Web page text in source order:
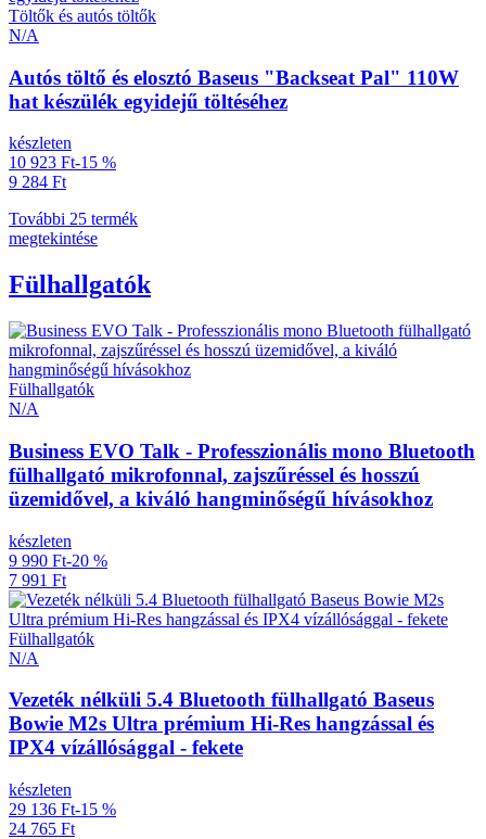
Töltők és autós töltők
N/A
Autós töltő és elosztó Baseus "Backseat Pal" 110W
hat készülék egyidejű töltéséhez
készleten
10 923 Ft-15 %
9 284 Ft
További 25 termék
megtekintése
Fülhallgatók
Fülhallgatók
N/A
Business EVO Talk - Professzionális mono Bluetooth
fülhallgató mikrofonnal, zajszűréssel és hosszú
üzemidővel, a kiváló hangminőségű hívásokhoz
készleten
9 990 Ft-20 %
7 991 Ft
Fülhallgatók
N/A
Vezeték nélküli 5.4 Bluetooth fülhallgató Baseus
Bowie M2s Ultra prémium Hi-Res hangzással és
IPX4 vízállósággal - fekete
készleten
29 136 Ft-15 %
24 765 Ft